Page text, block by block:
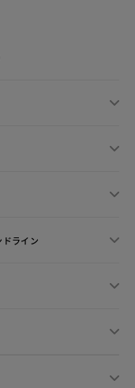
ドライン